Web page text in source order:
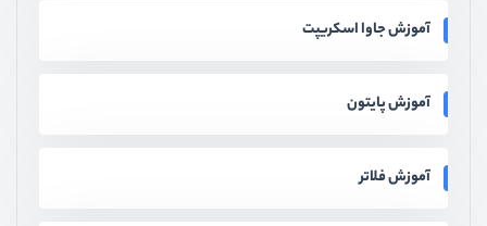
آموزش جاوا اسکریپت
آموزش پایتون
آموزش فلاتر